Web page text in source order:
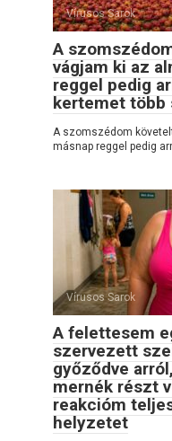
Vírusos Sarok
A
vágjam ki az
reggel pedig
kertemet több
A szomszédom
másnap reggel pedig
Vírusos Sarok
A felettesem
szervezett
győződve
mernék részt
reakcióm
helyzetet